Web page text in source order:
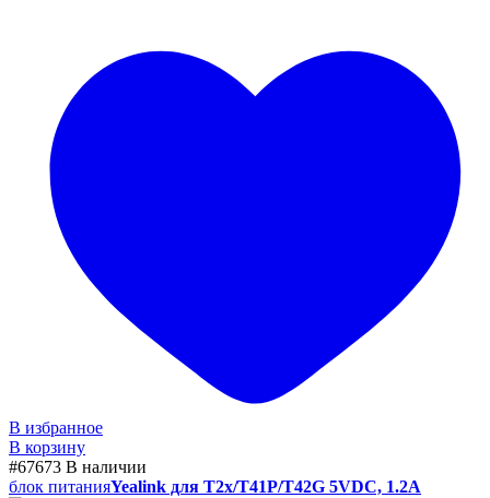
В избранное
В корзину
#67673 В наличии
блок питанияYealink для T2x/T41P/T42G 5VDC, 1.2A